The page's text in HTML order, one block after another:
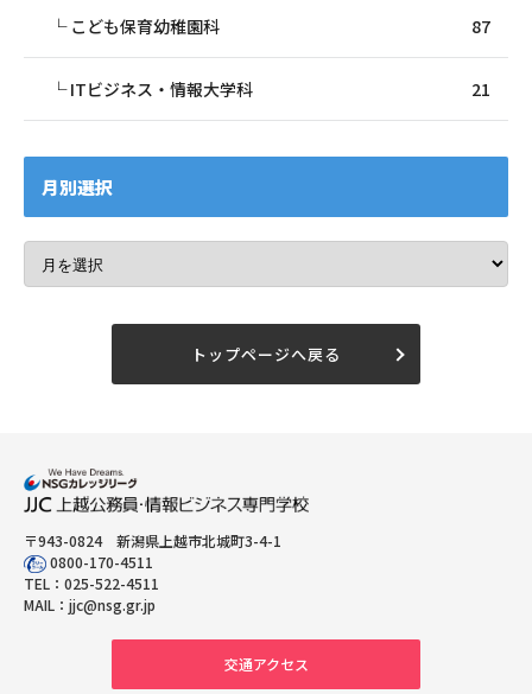
こども保育幼稚園科 87
ITビジネス・情報大学科 21
月別選択
トップページへ戻る
〒943-0824 新潟県上越市北城町3-4-1
0800-170-4511
TEL： 025-522-4511
MAIL： jjc@nsg.gr.jp
交通アクセス